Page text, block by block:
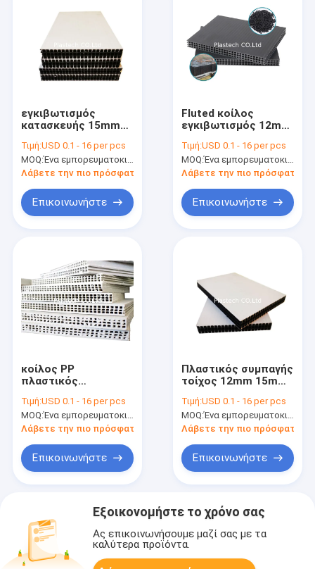
εγκιβωτισμός
κατασκευής 15mm
Τιμή:USD 0.1 - 16 per pcs
MOQ:Ένα εμπορευματοκιβώτιο 20ft
Λάβετε την πιο πρόσφατη τιμή
Επικοινωνήστε
Fluted κοίλος
εγκιβωτισμός 12mm
κατασκευής PP
Τιμή:USD 0.1 - 16 per pcs
MOQ:Ένα εμπορευματοκιβώτιο 20ft
Λάβετε την πιο πρόσφατη
Επικοινωνήστε
κοίλος PP
πλαστικός
για την κατασκευή
Τιμή:USD 0.1 - 16 per pcs
MOQ:Ένα εμπορευματοκιβώτιο 20ft
Λάβετε την πιο πρόσφατη τιμή
Επικοινωνήστε
Πλαστικός συμπαγής
τοίχος 12mm 15mm
κατασκευής
κατασκευής πλακών
Τιμή:USD 0.1 - 16 per pcs
MOQ:Ένα εμπορευματοκιβώτιο 20ft
Λάβετε την πιο πρόσφατη
Επικοινωνήστε
Εξοικονομήστε το χρόνο σας
Ας επικοινωνήσουμε μαζί σας με τα
καλύτερα προϊόντα.